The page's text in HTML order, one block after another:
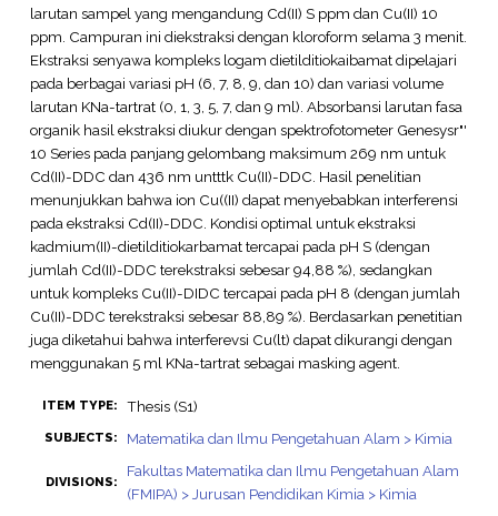
larutan sampel yang mengandung Cd(II) S ppm dan Cu(II) 10
ppm. Campuran ini diekstraksi dengan kloroform selama 3 menit.
Ekstraksi senyawa kompleks logam dietilditiokaibamat dipelajari
pada berbagai variasi pH (6, 7, 8, 9, dan 10) dan variasi volume
larutan KNa-tartrat (0, 1, 3, 5, 7, dan 9 ml). Absorbansi larutan fasa
organik hasil ekstraksi diukur dengan spektrofotometer Genesysr"'
10 Series pada panjang gelombang maksimum 269 nm untuk
Cd(II)-DDC dan 436 nm untttk Cu(II)-DDC. Hasil penelitian
menunjukkan bahwa ion Cu((II) dapat menyebabkan interferensi
pada ekstraksi Cd(II)-DDC. Kondisi optimal untuk ekstraksi
kadmium(II)-dietilditiokarbamat tercapai pada pH S (dengan
jumlah Cd(II)-DDC terekstraksi sebesar 94,88 %), sedangkan
untuk kompleks Cu(II)-DIDC tercapai pada pH 8 (dengan jumlah
Cu(II)-DDC terekstraksi sebesar 88,89 %). Berdasarkan penetitian
juga diketahui bahwa interferevsi Cu(lt) dapat dikurangi dengan
menggunakan 5 ml KNa-tartrat sebagai masking agent.
ITEM TYPE: Thesis (S1)
SUBJECTS: Matematika dan Ilmu Pengetahuan Alam > Kimia
DIVISIONS:
Fakultas Matematika dan Ilmu Pengetahuan Alam
(FMIPA) > Jurusan Pendidikan Kimia > Kimia